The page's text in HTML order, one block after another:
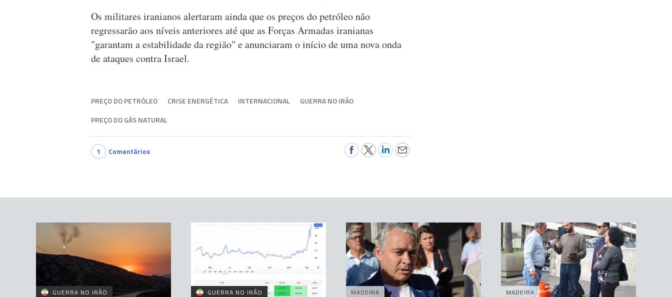
Os militares iranianos alertaram ainda que os preços do petróleo não
regressarão aos níveis anteriores até que as Forças Armadas iranianas
"garantam a estabilidade da região" e anunciaram o início de uma nova onda
de ataques contra Israel.
PREÇO DO PETRÓLEO CRISE ENERGÉTICA INTERNACIONAL
GUERRA NO IRÃO
PREÇO DO GÁS NATURAL
1 Comentários
GUERRA NO IRÃO GUERRA NO IRÃO MADEIRA MADEIRA